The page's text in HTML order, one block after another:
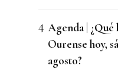
Agenda | ¿Qué
Ourense hoy,
agosto?